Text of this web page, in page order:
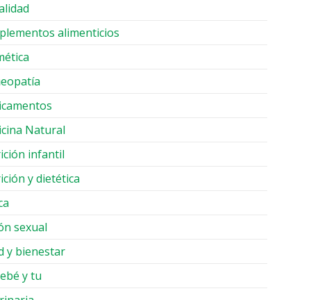
alimenticios
Natural
infantil
y dietética
sexual
y bienestar
y tu